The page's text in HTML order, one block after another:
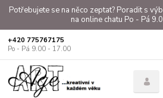
Potřebujete se na něco zeptat? Poradit s
na online chatu Po - Pá
+420 775767175
Po - Pá 9.00 - 17.00